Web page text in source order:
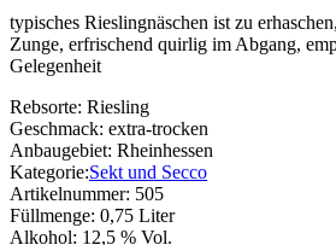
typisches Rieslingnäschen ist zu
Zunge, erfrischend quirlig im Abgang,
Gelegenheit
Rebsorte: Riesling
Geschmack: extra-trocken
Anbaugebiet: Rheinhessen
Kategorie:Sekt und Secco
Artikelnummer: 505
Füllmenge: 0,75 Liter
Alkohol: 12,5 % Vol.